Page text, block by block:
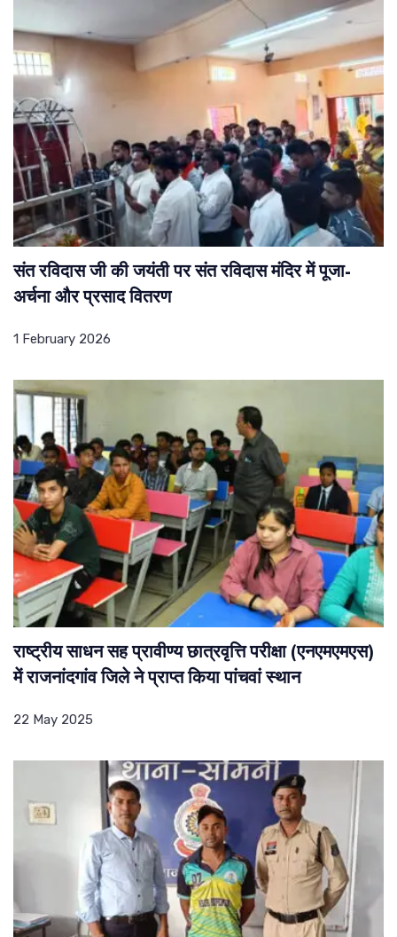
संत रविदास जी की जयंती पर संत रविदास मंदिर में पूजा-
अर्चना और प्रसाद वितरण
1 February 2026
राष्ट्रीय साधन सह प्रावीण्य छात्रवृत्ति परीक्षा (एनएमएमएस)
में राजनांदगांव जिले ने प्राप्त किया पांचवां स्थान
22 May 2025